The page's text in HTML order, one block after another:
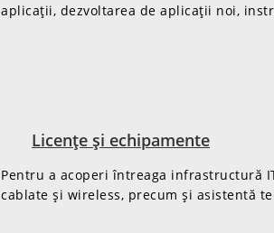
aplicații, dezvoltarea de aplicații noi,
Licențe și echipamente
Pentru a acoperi întreaga infrastructură
cablate și wireless, precum și asistentă